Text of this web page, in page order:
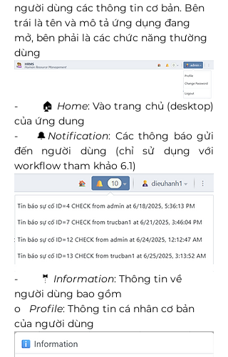
người dùng các thông tin cơ bản. Bên
trái là tên và mô tả ứng dụng đang
mở, bên phải là các chức năng thường
dùng
-        🏠 Home: Vào trang chủ (desktop)
của ứng dung
-    🔔 Notification: Các thông báo gửi
đến người dùng (chỉ sử dụng với
workflow tham khảo 6.1)
-        🤵 Information: Thông tin về
người dùng bao gồm
o Profile: Thông tin cá nhân cơ bản
của người dùng